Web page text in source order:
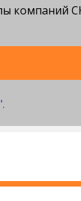
компаний